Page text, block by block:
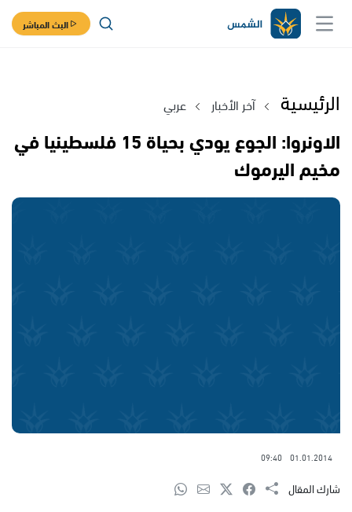
البث المباشر
الرئيسية آخر الأخبار عربي
الاونروا: الجوع يودي بحياة 15 فلسطينيا في
مخيم اليرموك
01.01.2014
09:40
شارك المقال